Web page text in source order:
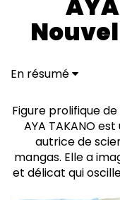
En résumé
l'honneur au
Figure prolifique
AYA TAKANO
autrice de
mangas. Elle a
et délicat qui